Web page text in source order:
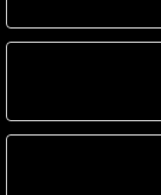
Multimedia
Boletín